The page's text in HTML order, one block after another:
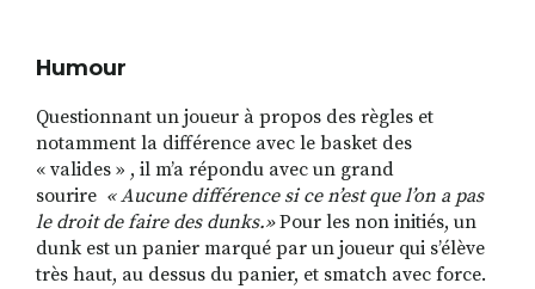
Humour
Questionnant un joueur à propos des règles et
notamment la différence avec le basket des
« valides » , il m’a répondu avec un grand
sourire « Aucune différence si ce n’est que l’on a pas
le droit de faire des dunks.»Pour les non initiés, un
dunk est un panier marqué par un joueur qui s’élève
très haut, au dessus du panier, et smatch avec force.